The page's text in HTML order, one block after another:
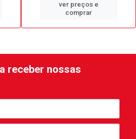
ver preços e
comprar
receber nossas